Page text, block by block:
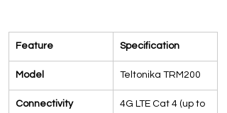
ข้อมูลจำเพาะ
Feature Specification
Model Teltonika TRM200
Connectivity
4G LTE Cat 4 (up to